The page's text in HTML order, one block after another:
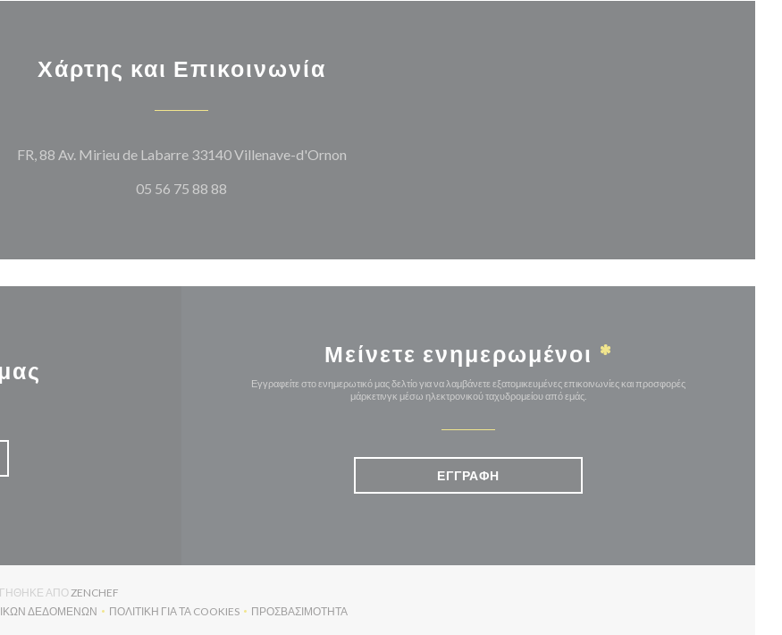
Χάρτης και Επικοινωνία
FR, 88 Av. Mirieu de Labarre 33140 Villenave-d'Ornon((ανοίγει σε νέο παράθυρο))
05 56 75 88 88
Μείνετε ενημερωμένοι *
Εγγραφείτε στο ενημερωτικό μας δελτίο για να λαμβάνετε εξατομικευμένες επικοινωνίες και προσφορές
μάρκετινγκ μέσω ηλεκτρονικού ταχυδρομείου από εμάς.
ΕΓΓΡΑΦΉ
ΑΠΌZENCHEF
ΔΕΔΟΜΈΝΩΝ
ΣΕ ΝΈΟ ΠΑΡΆΘΥΡΟ))
ΠΟΛΙΤΙΚΉ ΓΙΑ ΤΑ COOKIES
((ΑΝΟΊΓΕΙ ΣΕ ΝΈΟ ΠΑΡΆΘΥΡΟ))
ΠΡΟΣΒΑΣΙΜΌΤΗΤΑ
((ΑΝΟΊΓΕΙ ΣΕ ΝΈΟ ΠΑΡΆΘΥΡΟ))